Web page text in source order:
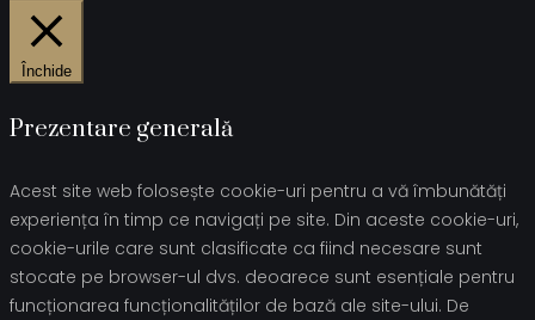
Închide
Prezentare generală
Acest site web folosește cookie-uri pentru a vă îmbunătăți
experiența în timp ce navigați pe site. Din aceste cookie-uri,
cookie-urile care sunt clasificate ca fiind necesare sunt
stocate pe browser-ul dvs. deoarece sunt esențiale pentru
funcționarea funcționalităților de bază ale site-ului. De